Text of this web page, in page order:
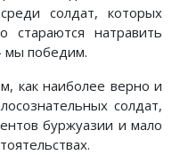
солдат, которых
стараются натравить
мы победим.
как наиболее верно и
солдат,
буржуазии и мало